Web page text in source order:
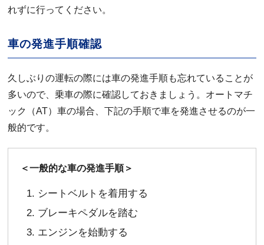
れずに行ってください。
車の発進手順確認
久しぶりの運転の際には車の発進手順も忘れていることが
多いので、乗車の際に確認しておきましょう。オートマチ
ック（AT）車の場合、下記の手順で車を発進させるのが一
般的です。
＜一般的な車の発進手順＞
シートベルトを着用する
ブレーキペダルを踏む
エンジンを始動する